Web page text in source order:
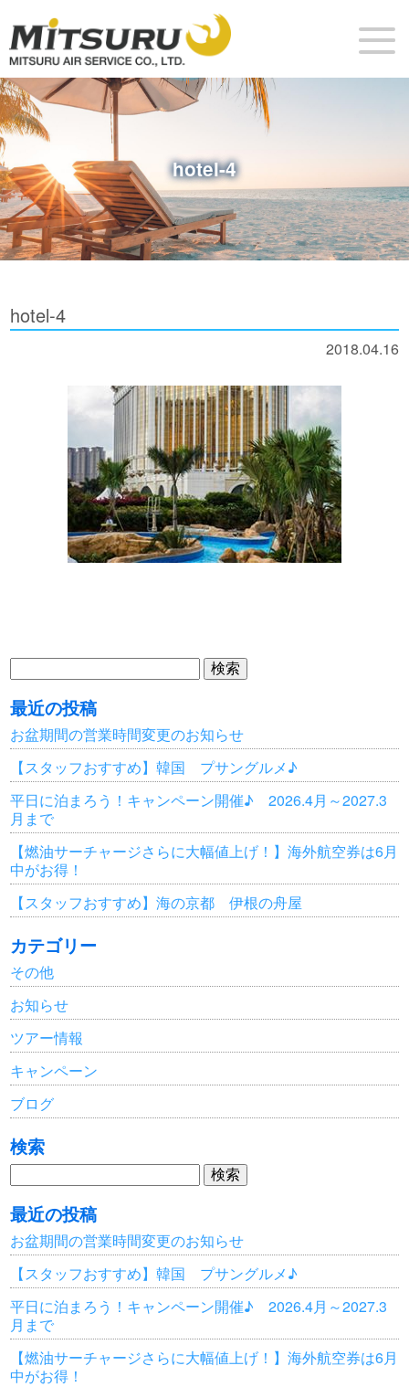
hotel-4
hotel-4
2018.04.16
検
索:
最近の投稿
お盆期間の営業時間変更のお知らせ
【スタッフおすすめ】韓国 プサングルメ♪
平日に泊まろう！キャンペーン開催♪ 2026.4月～2027.3
月まで
【燃油サーチャージさらに大幅値上げ！】海外航空券は6月
中がお得！
【スタッフおすすめ】海の京都 伊根の舟屋
カテゴリー
その他
お知らせ
ツアー情報
キャンペーン
ブログ
検索
検
索:
最近の投稿
お盆期間の営業時間変更のお知らせ
【スタッフおすすめ】韓国 プサングルメ♪
平日に泊まろう！キャンペーン開催♪ 2026.4月～2027.3
月まで
【燃油サーチャージさらに大幅値上げ！】海外航空券は6月
中がお得！